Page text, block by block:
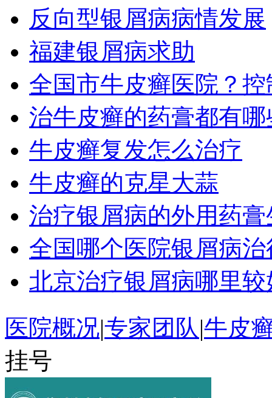
反向型银屑病病情发展
福建银屑病求助
全国市牛皮癣医院？
治牛皮癣的药膏都有哪
牛皮癣复发怎么治疗
牛皮癣的克星大蒜
治疗银屑病的外用药
全国哪个医院银屑病
北京治疗银屑病哪里较
医院概况|专家团队 |牛皮
挂号